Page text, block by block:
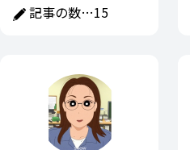
おじさんなりに紹介できた
らと思います。
記事の数…15